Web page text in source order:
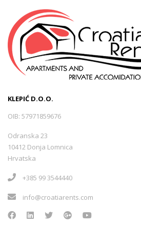
KLEPIĆ D.O.O.
OIB: 57971859676
Odranska 23
10412 Donja Lomnica
Hrvatska
+385 99 3544440
info@croatiarents.com